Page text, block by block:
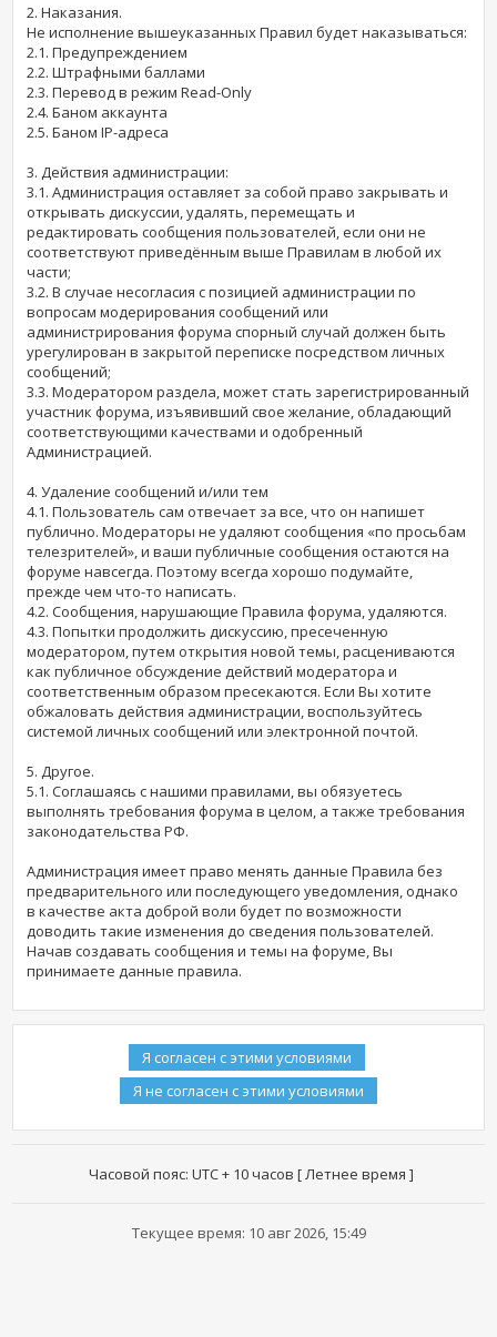
2. Наказания.
Не исполнение вышеуказанных Правил будет наказываться:
2.1. Предупреждением
2.2. Штрафными баллами
2.3. Перевод в режим Read-Only
2.4. Баном аккаунта
2.5. Баном IP-адреса
3. Действия администрации:
3.1. Администрация оставляет за собой право закрывать и
открывать дискуссии, удалять, перемещать и
редактировать сообщения пользователей, если они не
соответствуют приведённым выше Правилам в любой их
части;
3.2. В случае несогласия с позицией администрации по
вопросам модерирования сообщений или
администрирования форума спорный случай должен быть
урегулирован в закрытой переписке посредством личных
сообщений;
3.3. Модератором раздела, может стать зарегистрированный
участник форума, изъявивший свое желание, обладающий
соответствующими качествами и одобренный
Администрацией.
4. Удаление сообщений и/или тем
4.1. Пользователь сам отвечает за все, что он напишет
публично. Модераторы не удаляют сообщения «по просьбам
телезрителей», и ваши публичные сообщения остаются на
форуме навсегда. Поэтому всегда хорошо подумайте,
прежде чем что-то написать.
4.2. Сообщения, нарушающие Правила форума, удаляются.
4.3. Попытки продолжить дискуссию, пресеченную
модератором, путем открытия новой темы, расцениваются
как публичное обсуждение действий модератора и
соответственным образом пресекаются. Если Вы хотите
обжаловать действия администрации, воспользуйтесь
системой личных сообщений или электронной почтой.
5. Другое.
5.1. Соглашаясь с нашими правилами, вы обязуетесь
выполнять требования форума в целом, а также требования
законодательства РФ.
Администрация имеет право менять данные Правила без
предварительного или последующего уведомления, однако
в качестве акта доброй воли будет по возможности
доводить такие изменения до сведения пользователей.
Начав создавать сообщения и темы на форуме, Вы
принимаете данные правила.
Часовой пояс: UTC + 10 часов [ Летнее время ]
Текущее время: 10 авг 2026, 15:49